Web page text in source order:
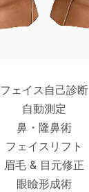
フェイス自己診断
自動測定
鼻・隆鼻術
フェイスリフト
眉毛 & 目元修正
眼瞼形成術